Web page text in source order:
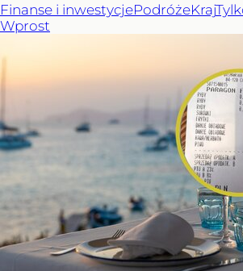
Finanse i inwestycjePodróżeKraj
Wprost